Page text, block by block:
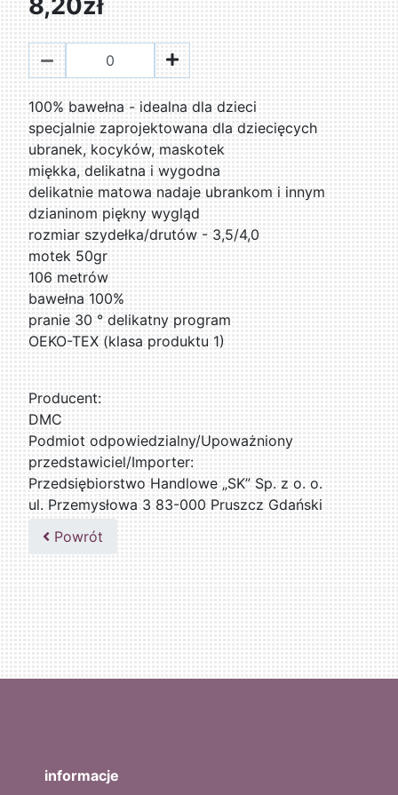
8,20zł
100% bawełna - idealna dla dzieci
specjalnie zaprojektowana dla dziecięcych
ubranek, kocyków, maskotek
miękka, delikatna i wygodna
delikatnie matowa nadaje ubrankom i innym
dzianinom piękny wygląd
rozmiar szydełka/drutów - 3,5/4,0
motek 50gr
106 metrów
bawełna 100%
pranie 30 ° delikatny program
OEKO-TEX (klasa produktu 1)
Producent:
DMC
Podmiot odpowiedzialny/Upoważniony
przedstawiciel/Importer:
Przedsiębiorstwo Handlowe „SK” Sp. z o. o.
ul. Przemysłowa 3 83-000 Pruszcz Gdański
509076255
Powrót
informacje